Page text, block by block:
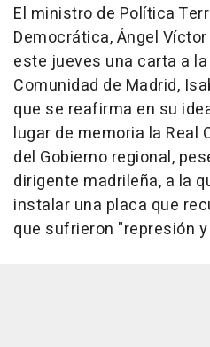
El ministro de Política
Democrática, Ángel
este jueves una carta a
Comunidad de Madrid,
que se reafirma en su
lugar de memoria la Real
del Gobierno regional,
dirigente madrileña, a la
instalar una placa que
que sufrieron "represión